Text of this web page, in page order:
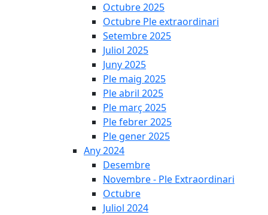
Octubre 2025
Octubre Ple extraordinari
Setembre 2025
Juliol 2025
Juny 2025
Ple maig 2025
Ple abril 2025
Ple març 2025
Ple febrer 2025
Ple gener 2025
Any 2024
Desembre
Novembre - Ple Extraordinari
Octubre
Juliol 2024